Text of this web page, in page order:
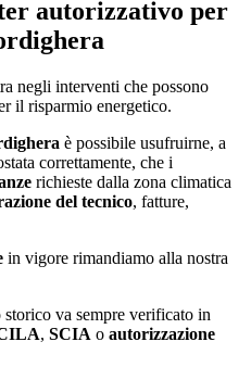
autorizzativo per
negli interventi che possono
il risparmio energetico.
è possibile usufruirne, a
correttamente, che i
richieste dalla zona climatica
del tecnico, fatture,
in vigore rimandiamo alla nostra
va sempre verificato in
, SCIA o autorizzazione